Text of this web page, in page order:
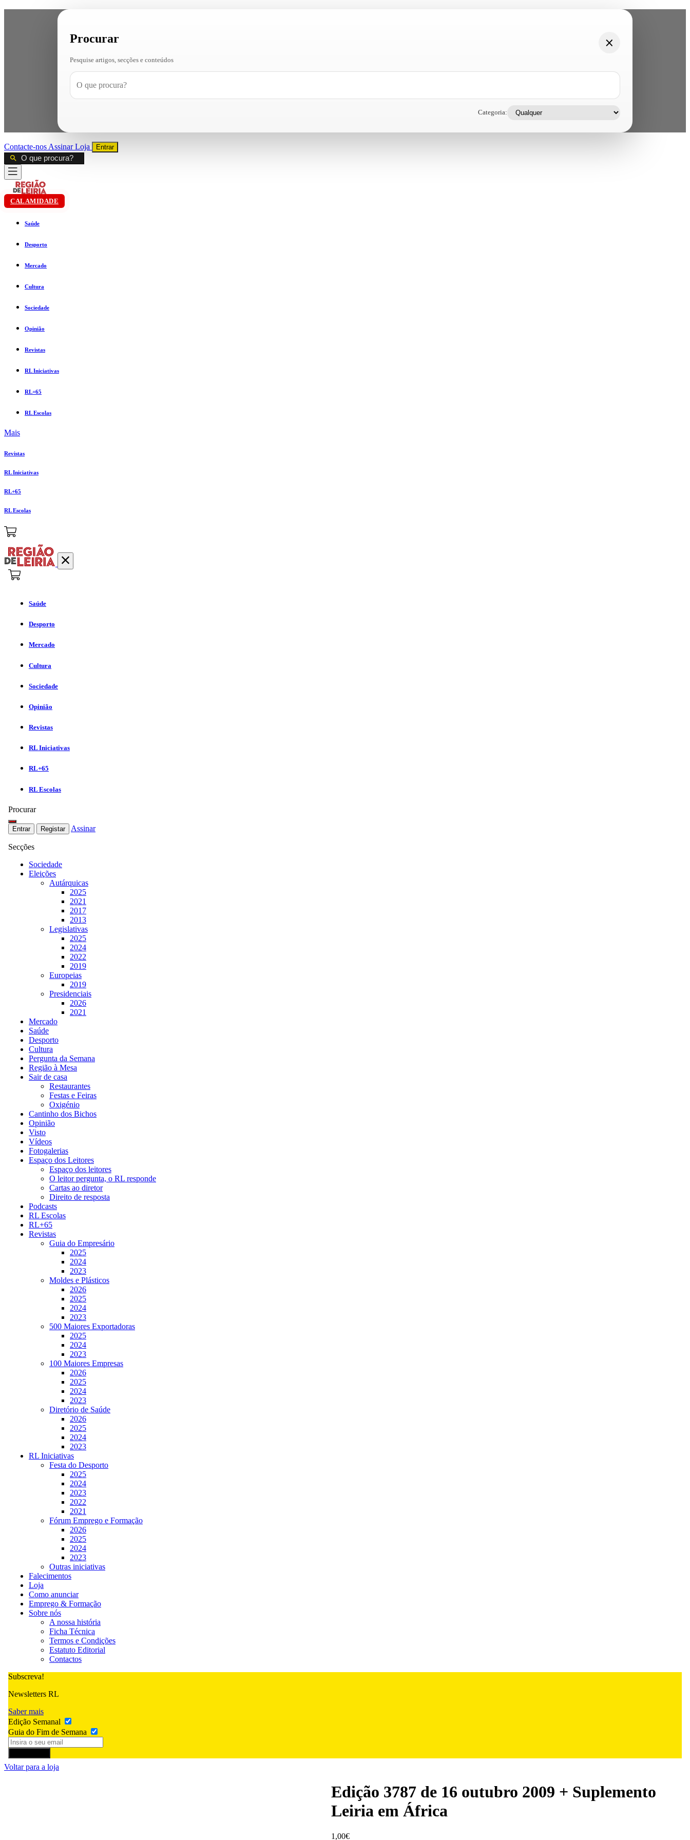
Procurar
Pesquise artigos, secções e conteúdos
Categoria:
Contacte-nos AssinarLoja Entrar
CALAMIDADE
Saúde
Desporto
Mercado
Cultura
Sociedade
Opinião
Revistas
RL Iniciativas
RL+65
RL Escolas
Mais
Revistas
RL Iniciativas
RL+65
RL Escolas
Saúde
Desporto
Mercado
Cultura
Sociedade
Opinião
Revistas
RL Iniciativas
RL+65
RL Escolas
Procurar
Entrar Registar Assinar
Secções
Sociedade
Eleições
Autárquicas
2025
2021
2017
2013
Legislativas
2025
2024
2022
2019
Europeias
2019
Presidenciais
2026
2021
Mercado
Saúde
Desporto
Cultura
Pergunta da Semana
Região à Mesa
Sair de casa
Restaurantes
Festas e Feiras
Oxigénio
Cantinho dos Bichos
Opinião
Visto
Vídeos
Fotogalerias
Espaço dos Leitores
Espaço dos leitores
O leitor pergunta, o RL responde
Cartas ao diretor
Direito de resposta
Podcasts
RL Escolas
RL+65
Revistas
Guia do Empresário
2025
2024
2023
Moldes e Plásticos
2026
2025
2024
2023
500 Maiores Exportadoras
2025
2024
2023
100 Maiores Empresas
2026
2025
2024
2023
Diretório de Saúde
2026
2025
2024
2023
RL Iniciativas
Festa do Desporto
2025
2024
2023
2022
2021
Fórum Emprego e Formação
2026
2025
2024
2023
Outras iniciativas
Falecimentos
Loja
Como anunciar
Emprego & Formação
Sobre nós
A nossa história
Ficha Técnica
Termos e Condições
Estatuto Editorial
Contactos
Subscreva!
Newsletters RL
Saber mais
Edição Semanal
Guia do Fim de Semana
Voltar para a loja
Edição 3787 de 16 outubro 2009 + Suplemento
Leiria em África
1,00€